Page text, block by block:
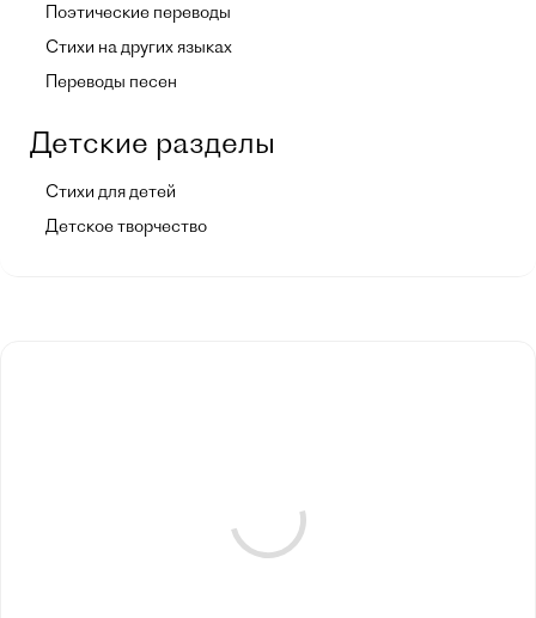
Поэтические переводы
Стихи на других языках
Переводы песен
Детские разделы
Стихи для детей
Детское творчество